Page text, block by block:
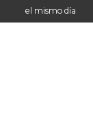
el mismo día